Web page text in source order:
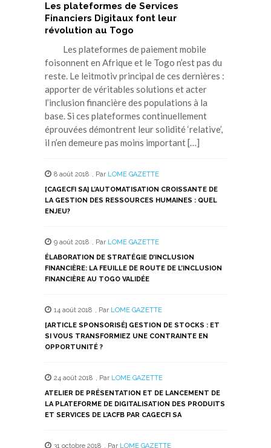
Les plateformes de Services
Financiers Digitaux font leur
révolution au Togo
Les plateformes de paiement mobile
foisonnent en Afrique et le Togo n’est pas du
reste. Le leitmotiv principal de ces dernières :
apporter de véritables solutions et acter
l’inclusion financière des populations à la
base. Si ces plateformes continuellement
éprouvées démontrent leur solidité ‘relative’,
il n’en demeure pas moins important […]
8 août 2018 , Par LOME GAZETTE
[CAGECFI SA] L’AUTOMATISATION CROISSANTE DE
LA GESTION DES RESSOURCES HUMAINES : QUEL
ENJEU?
9 août 2018 , Par LOME GAZETTE
ÉLABORATION DE STRATÉGIE D’INCLUSION
FINANCIÈRE: LA FEUILLE DE ROUTE DE L’INCLUSION
FINANCIÈRE AU TOGO VALIDÉE
14 août 2018 , Par LOME GAZETTE
[ARTICLE SPONSORISÉ] GESTION DE STOCKS : ET
SI VOUS TRANSFORMIEZ UNE CONTRAINTE EN
OPPORTUNITÉ ?
24 août 2018 , Par LOME GAZETTE
ATELIER DE PRÉSENTATION ET DE LANCEMENT DE
LA PLATEFORME DE DIGITALISATION DES PRODUITS
ET SERVICES DE L’ACFB PAR CAGECFI SA
31 octobre 2018 , Par LOME GAZETTE